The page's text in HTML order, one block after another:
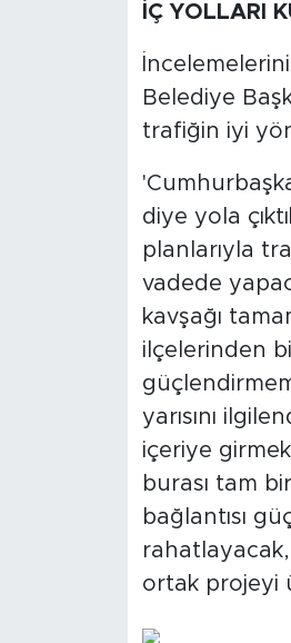
İÇ YOLLARI
Belediye
trafiğin iyi
diye yola
planlarıyla
vadede
kavşağı
ilçelerinden
yarısını
içeriye girmek
burası tam
bağlantısı
ortak projeyi